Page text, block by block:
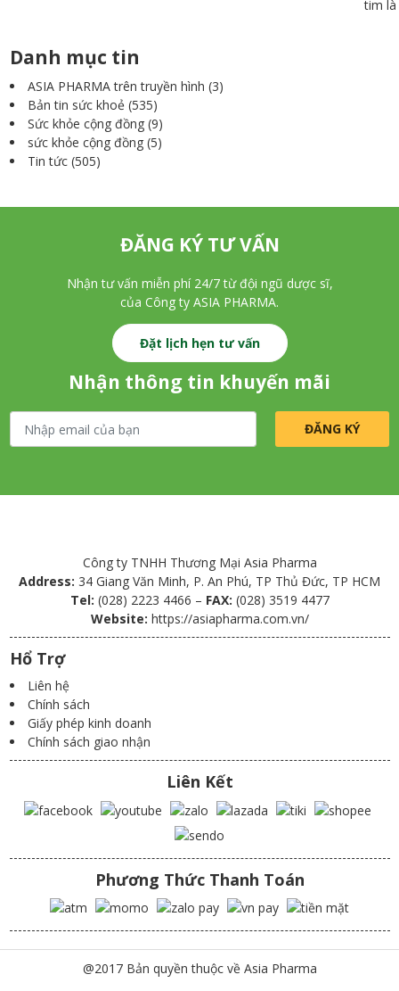
Danh mục tin
ASIA PHARMA trên truyền hình (3)
Bản tin sức khoẻ (535)
Sức khỏe cộng đồng(9)
sức khỏe cộng đồng(5)
Tin tức(505)
tim
ĐĂNG KÝ TƯ VẤN
Nhận tư vấn miễn phí 24/7 từ đội ngũ dược sĩ,
của Công ty ASIA PHARMA.
Đặt lịch hẹn tư vấn
Nhận thông tin khuyến mãi
Công ty TNHH Thương Mại Asia Pharma
Address: 34 Giang Văn Minh, P. An Phú, TP Thủ Đức, TP HCM
Tel: (028) 2223 4466 – FAX: (028) 3519 4477
Website: https://asiapharma.com.vn/
Hổ Trợ
Liên hệ
Chính sách
Giấy phép kinh doanh
Chính sách giao nhận
Liên Kết
Phương Thức Thanh Toán
@2017 Bản quyền thuộc về Asia Pharma